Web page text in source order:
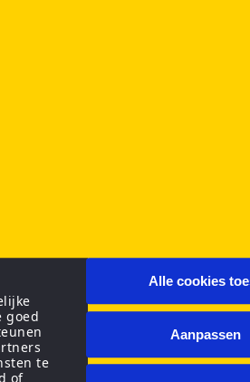
goed
te
of
Alle cookies
Aanpassen